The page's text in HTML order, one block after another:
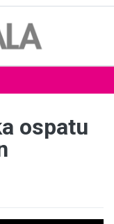
ospatu